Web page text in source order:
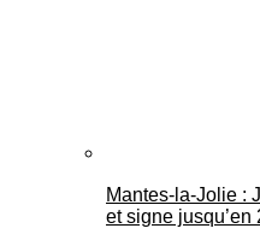
Mantes-la-Jolie :
et signe jusqu’en